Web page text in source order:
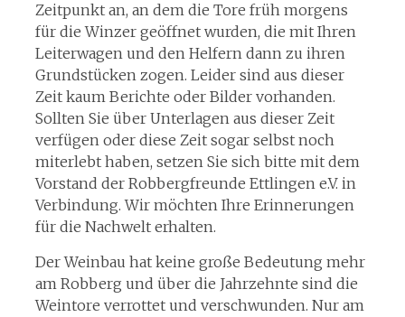
Zeitpunkt an, an dem die Tore früh morgens
für die Winzer geöffnet wurden, die mit Ihren
Leiterwagen und den Helfern dann zu ihren
Grundstücken zogen. Leider sind aus dieser
Zeit kaum Berichte oder Bilder vorhanden.
Sollten Sie über Unterlagen aus dieser Zeit
verfügen oder diese Zeit sogar selbst noch
miterlebt haben, setzen Sie sich bitte mit dem
Vorstand der Robbergfreunde Ettlingen e.V. in
Verbindung. Wir möchten Ihre Erinnerungen
für die Nachwelt erhalten.
Der Weinbau hat keine große Bedeutung mehr
am Robberg und über die Jahrzehnte sind die
Weintore verrottet und verschwunden. Nur am